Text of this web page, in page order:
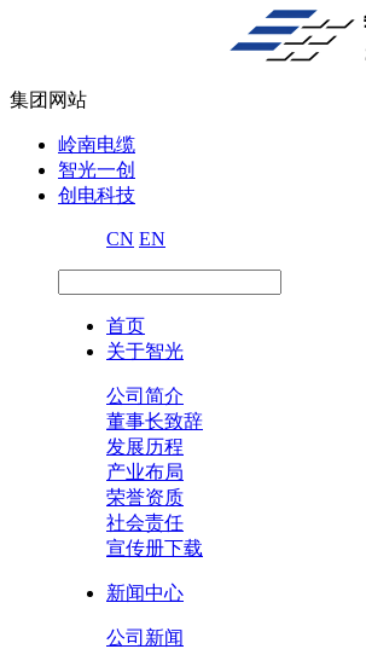
集团网站
岭南电缆
智光一创
创电科技
CN EN
首页
关于智光
公司简介
董事长致辞
发展历程
产业布局
荣誉资质
社会责任
宣传册下载
新闻中心
公司新闻